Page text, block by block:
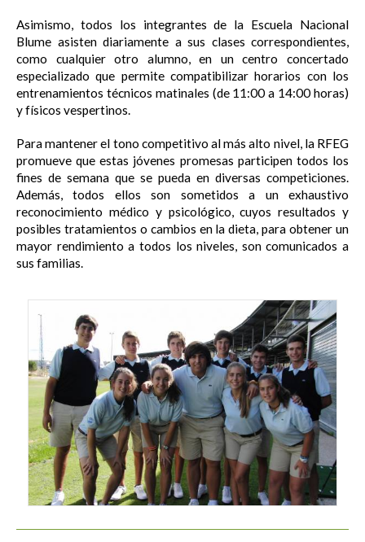
Asimismo, todos los integrantes de la Escuela Nacional
Blume asisten diariamente a sus clases correspondientes,
como cualquier otro alumno, en un centro concertado
especializado que permite compatibilizar horarios con los
entrenamientos técnicos matinales (de 11:00 a 14:00 horas)
y físicos vespertinos.
Para mantener el tono competitivo al más alto nivel, la RFEG
promueve que estas jóvenes promesas participen todos los
fines de semana que se pueda en diversas competiciones.
Además, todos ellos son sometidos a un exhaustivo
reconocimiento médico y psicológico, cuyos resultados y
posibles tratamientos o cambios en la dieta, para obtener un
mayor rendimiento a todos los niveles, son comunicados a
sus familias.